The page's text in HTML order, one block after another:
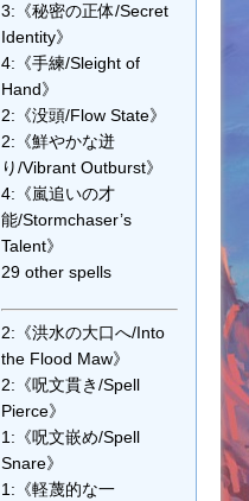
3:《秘密の正体/Secret
Identity》
4:《手練/Sleight of
Hand》
2:《没頭/Flow State》
2:《鮮やかな迸
り/Vibrant Outburst》
4:《嵐追いの才
能/Stormchaser’s
Talent》
29 other spells
2:《洪水の大口へ/Into
the Flood Maw》
2:《呪文貫き/Spell
Pierce》
1:《呪文嵌め/Spell
Snare》
1:《軽蔑的な一